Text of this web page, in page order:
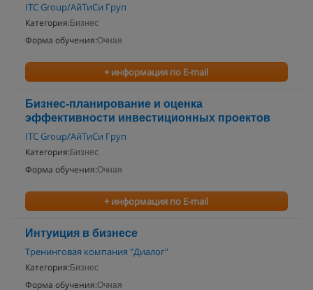
ITC Group/АйТиСи Груп
Категория: Бизнес
Форма обучения:Очная
+ информация по E-mail
Бизнес-планирование и оценка
эффективности инвестиционных проектов
ITC Group/АйТиСи Груп
Категория: Бизнес
Форма обучения:Очная
+ информация по E-mail
Интуиция в бизнесе
Тренинговая компания "Диалог"
Категория: Бизнес
Форма обучения:Очная